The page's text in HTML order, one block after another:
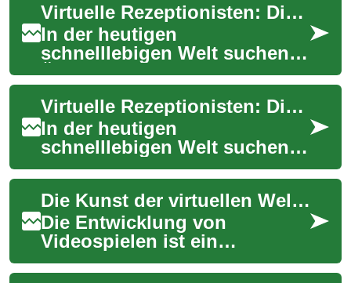
Virtuelle Rezeptionisten: Die digitale Zukunft im Gesundheitswesen
In der heutigen
schnelllebigen Welt suchen
Ärzte und
Gesundheitseinrichtungen
ständig nach Möglichkeiten,
ihre Abläuf...
Virtuelle Rezeptionisten: Die digitale Revolution im Gesundheitswesen
In der heutigen
schnelllebigen Welt suchen
Arztpraxen und
Gesundheitseinrichtungen
ständig nach Möglichkeiten,
ihre E...
Die Kunst der virtuellen Welten erschaffen
Die Entwicklung von
Videospielen ist ein
komplexer Prozess, der
Kreativität, technisches